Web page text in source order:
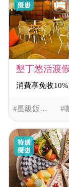
#星級飯店美食 #
消費享免收